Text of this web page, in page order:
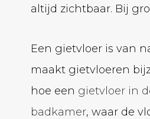
altijd zichtbaar. Bij
Een gietvloer is van
maakt gietvloeren
hoe een gietvloer in
badkamer, waar de